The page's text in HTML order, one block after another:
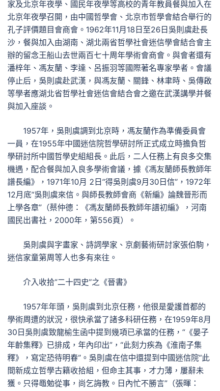
家及北京年夜學、國民年夜學等高校的青年教員餐與加入在
北京年夜學召開，由中國哲學會、北京市哲學會結合舉行的
孔子評價題目會商會。1962年11月18日至26日吳則虞赴長
沙，餐與加入由湖南、湖北兩省哲學社會迷信學會結合會主
辦的留念王船山去世兩百七十周年學術會商會。與會者還有
潘梓年、馮友蘭、李達、呂振羽等國際著名專家學者。會議
停止后，吳則虞赴武漢，與馮友蘭、關鋒、林聿時、吳傳啟
等學者應湖北省哲學社會迷信會結合會之邀在武漢講學并餐
與加入座談。
1957年，吳則虞調到北京時，馮友蘭作為準備委員會
一員，在1955年中國迷信院哲學研討所正式成立時擔負哲
學研討所中國哲學史組組長。此后，二人任務上有良多交集
機遇，配合餐與加入良多學術會議，據《馮友蘭師長教師年
譜長編》，1971年10月 2日“得吳則虞9月30日信”，1972年
12月底“吳則虞來信。與師長教師會商《新編》論魏晉形而
上學各章”（蔡仲德：《馮友蘭師長教師年譜初編》，河南
國民出書社，2000年，第556頁）。
吳則虞與字畫家、詩詞學家、京劇藝術研討家張伯駒，
迷信家童第周等人也多有來往。
介入收拾“二十四史”之《晉書》
1957年年頭，吳則虞到北京任務，他很是愛護首都的
學術周遭的狀況，很快承當了諸多科研任務，在1959年8月
30日吳則虞致龍榆生函中提到幾項已承當的任務，“《晏子
年齡集釋》已排成，年內印出”，“此刻力疾為《淮南子集
釋》，寫定恐待明春”。吳則虞在信中還提到中國迷信院“此
間新成立哲學古籍收拾組，但命主其事，才力薄，屢辭未
獲。只得黽勉從事，尚乞誨教。日內忙不勝言”（張暉：